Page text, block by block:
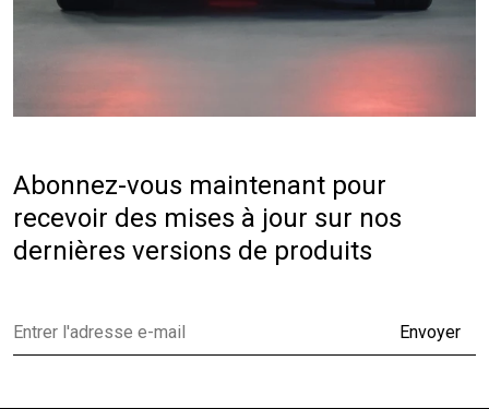
Abonnez-vous maintenant pour
recevoir des mises à jour sur nos
dernières versions de produits
Envoyer